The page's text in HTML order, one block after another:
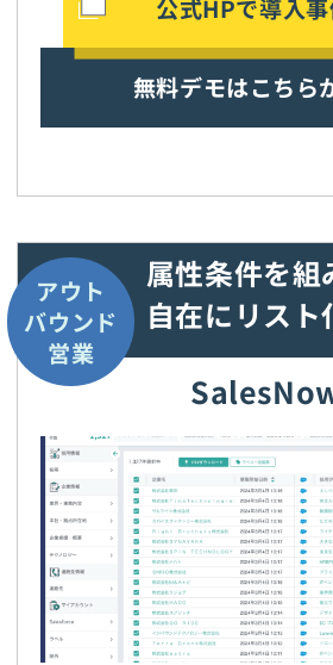
公式HPで導入
無料デモはこちら
アウト
バウンド
営業
属性条件を組
自在にリスト